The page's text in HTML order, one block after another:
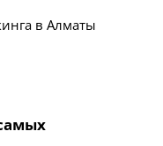
в Алматы